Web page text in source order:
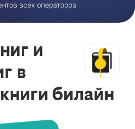
всех операторов
и
в
билайн